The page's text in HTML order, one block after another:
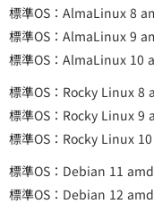
標準OS：AlmaLinux 8
標準OS：AlmaLinux 9
標準OS：AlmaLinux 10
標準OS：Rocky Linux 8
標準OS：Rocky Linux 9
標準OS：Rocky Linux
標準OS：Debian 11
標準OS：Debian 12